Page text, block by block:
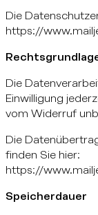
Die
https://
Die
Einwilligung
vom Widerruf
Die
finden Sie hier:
https://
Speicherdauer